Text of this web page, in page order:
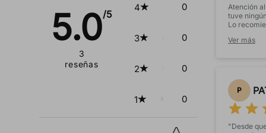
5.0/5
3
reseñas
4 0
3 0
2 0
1 0
Atención
tuve
Lo
Ver más
P
"Desde